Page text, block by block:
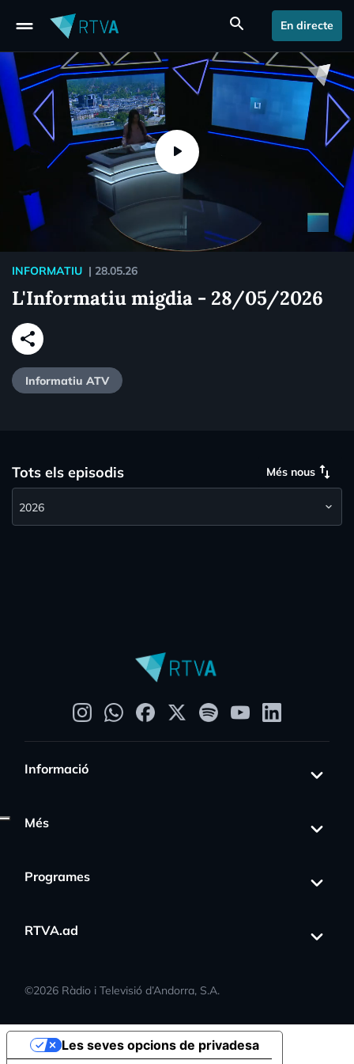
drag_handle search En directe
INFORMATIU | 28.05.26
L'Informatiu migdia - 28/05/2026
share
Informatiu ATV
Tots els episodis Més nous swap_vert
Informació
Més
Programes
RTVA.ad
©2026 Ràdio i Televisió d’Andorra, S.A.
Les seves opcions de privadesa